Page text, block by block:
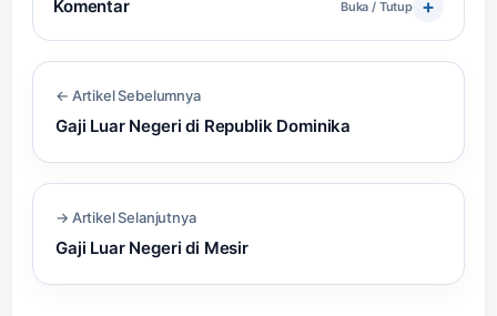
Komentar Buka / Tutup
← Artikel Sebelumnya
Gaji Luar Negeri di Republik Dominika
→ Artikel Selanjutnya
Gaji Luar Negeri di Mesir